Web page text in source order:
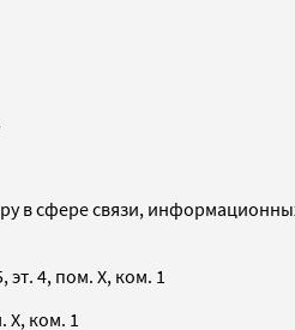
в сфере связи,
4, пом. X, ком. 1
X, ком. 1